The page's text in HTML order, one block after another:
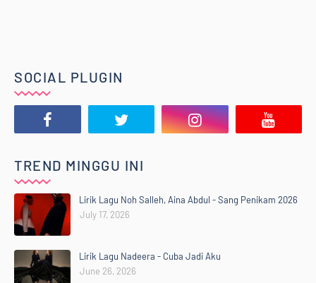
SOCIAL PLUGIN
TREND MINGGU INI
Lirik Lagu Noh Salleh, Aina Abdul - Sang Penikam 2026
July 17, 2026
Lirik Lagu Nadeera - Cuba Jadi Aku
June 26, 2026